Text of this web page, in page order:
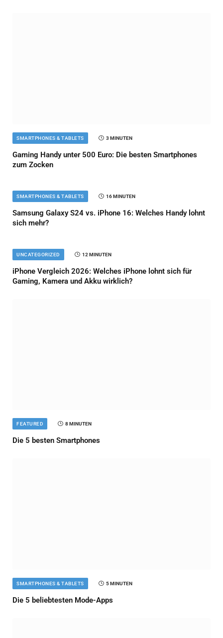
SMARTPHONES & TABLETS 3 MINUTEN
Gaming Handy unter 500 Euro: Die besten Smartphones
zum Zocken
SMARTPHONES & TABLETS 16 MINUTEN
Samsung Galaxy S24 vs. iPhone 16: Welches Handy lohnt
sich mehr?
UNCATEGORIZED 12 MINUTEN
iPhone Vergleich 2026: Welches iPhone lohnt sich für
Gaming, Kamera und Akku wirklich?
FEATURED 8 MINUTEN
Die 5 besten Smartphones
SMARTPHONES & TABLETS 5 MINUTEN
Die 5 beliebtesten Mode-Apps